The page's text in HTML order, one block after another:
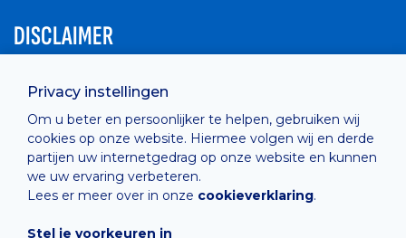
Privacy instellingen
Om u beter en persoonlijker te helpen, gebruiken wij
cookies op onze website. Hiermee volgen wij en derde
partijen uw internetgedrag op onze website en kunnen
we uw ervaring verbeteren.
Lees er meer over in onze cookieverklaring.
Stel je voorkeuren in
DISCLAIMER
Privacy Policy
Cashless
verkoopsvoorwaarden
Cookie Policy